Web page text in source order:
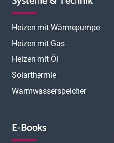
Heizen mit Wärmepumpe
Heizen mit Gas
Heizen mit Öl
Solarthermie
Warmwasserspeicher
E-Books